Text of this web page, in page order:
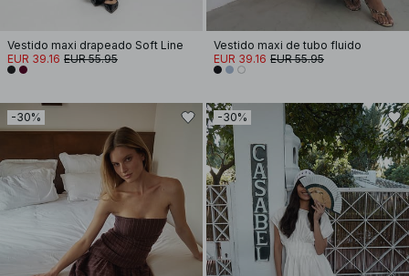
Vestido maxi drapeado Soft Line
EUR 39.16 EUR 55.95
Vestido maxi de tubo fluido
EUR 39.16 EUR 55.95
-30% -30%